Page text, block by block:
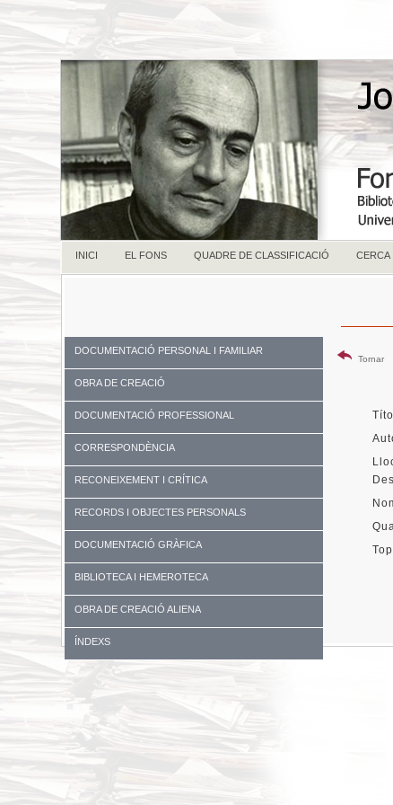
INICI EL FONS QUADRE DE CLASSIFICACIÓ CERCA
DOCUMENTACIÓ PERSONAL I FAMILIAR
OBRA DE CREACIÓ
DOCUMENTACIÓ PROFESSIONAL
CORRESPONDÈNCIA
RECONEIXEMENT I CRÍTICA
RECORDS I OBJECTES PERSONALS
DOCUMENTACIÓ GRÀFICA
BIBLIOTECA I HEMEROTECA
OBRA DE CREACIÓ ALIENA
ÍNDEXS
Tornar
Títol